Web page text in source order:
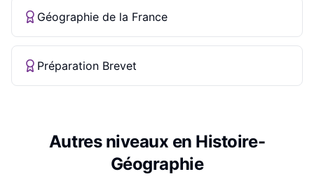
Géographie de la France
Préparation Brevet
Autres niveaux en Histoire-
Géographie